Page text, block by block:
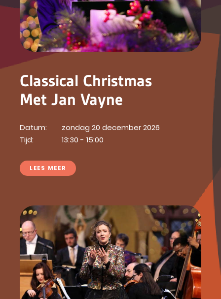
Classical Christmas
Met Jan Vayne
Datum:
Tijd:
zondag 20 december 2026
13:30 - 15:00
LEES MEER